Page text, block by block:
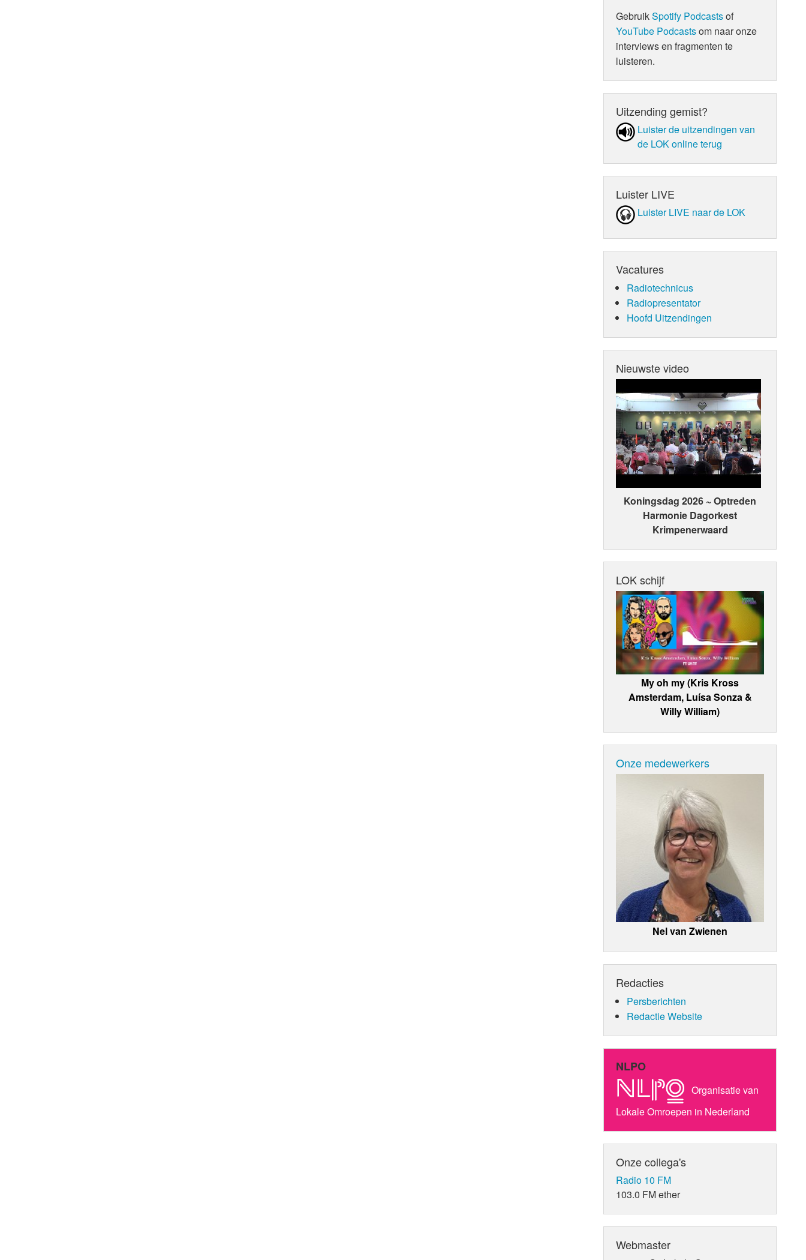
GebruikSpotify Podcastsof
YouTube Podcastsom naar onze
interviews en fragmenten te
luisteren.
Uitzending gemist?
Luister de uit­zen­din­gen van
de LOK online terug
Luister LIVE
Luister LIVE naar de LOK
Vacatures
Radiotechnicus
Radiopresentator
Hoofd Uitzendingen
Nieuwste video
Koningsdag 2026 ~ Optreden
Harmonie Dagorkest
Krimpenerwaard
LOK schijf
My oh my (Kris Kross
Amsterdam, Luísa Sonza &
Willy William)
Onze medewerkers
Nel van Zwienen
Redacties
Persberichten
Redactie Website
NLPO
Organisatie van
Lokale Omroepen in Nederland
Onze collega's
Radio 10 FM
103.0 FM ether
Webmaster